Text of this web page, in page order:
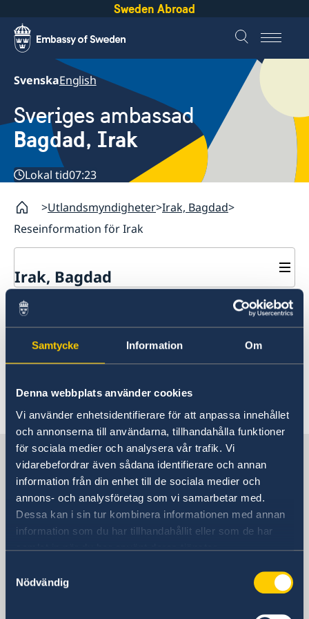
Samtycke Information Om
Denna webbplats använder cookies
Vi använder enhetsidentifierare för att anpassa innehållet
och annonserna till användarna, tillhandahålla funktioner
för sociala medier och analysera vår trafik. Vi
vidarebefordrar även sådana identifierare och annan
information från din enhet till de sociala medier och
annons- och analysföretag som vi samarbetar med.
Dessa kan i sin tur kombinera informationen med annan
information som du har tillhandahållit eller som de har
samlat in när du har använt deras tjänster.
Nödvändig
Sweden Abroad
SvenskaEnglish
Sveriges ambassad
Bagdad, Irak
Lokal tid07:23
Utlandsmyndigheter Irak, Bagdad
Reseinformation för Irak
Irak, Bagdad
Om oss
Aktuellt
Nyheter
Reseinformation för Irak
För Irak gäller särskild reseinformation.
Läs mer här.
Sverige i Irak
Sveriges ambassad
E-postadress
Allmänna frågor